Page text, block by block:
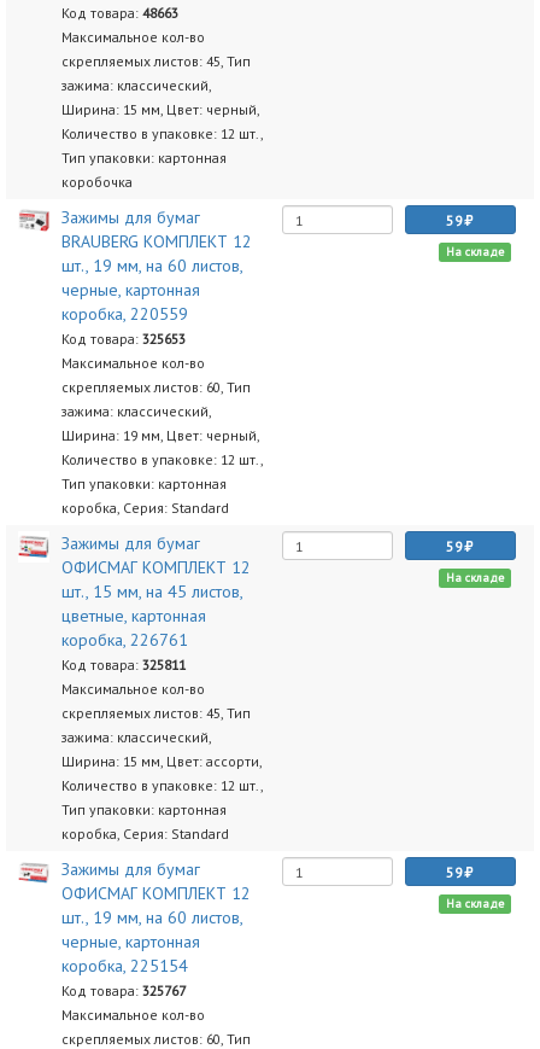
Код товара: 48663
Максимальное кол-во
скрепляемых листов: 45, Тип
зажима: классический,
Ширина: 15 мм, Цвет: черный,
Количество в упаковке: 12 шт.,
Тип упаковки: картонная
коробочка
Зажимы для бумаг
BRAUBERG КОМПЛЕКТ 12
шт., 19 мм, на 60 листов,
черные, картонная
коробка, 220559
Код товара: 325653
Максимальное кол-во
скрепляемых листов: 60, Тип
зажима: классический,
Ширина: 19 мм, Цвет: черный,
Количество в упаковке: 12 шт.,
Тип упаковки: картонная
коробка, Серия: Standard
59
На складе
Зажимы для бумаг
ОФИСМАГ КОМПЛЕКТ 12
шт., 15 мм, на 45 листов,
цветные, картонная
коробка, 226761
Код товара: 325811
Максимальное кол-во
скрепляемых листов: 45, Тип
зажима: классический,
Ширина: 15 мм, Цвет: ассорти,
Количество в упаковке: 12 шт.,
Тип упаковки: картонная
коробка, Серия: Standard
59
На складе
Зажимы для бумаг
ОФИСМАГ КОМПЛЕКТ 12
шт., 19 мм, на 60 листов,
черные, картонная
коробка, 225154
Код товара: 325767
Максимальное кол-во
скрепляемых листов: 60, Тип
59
На складе